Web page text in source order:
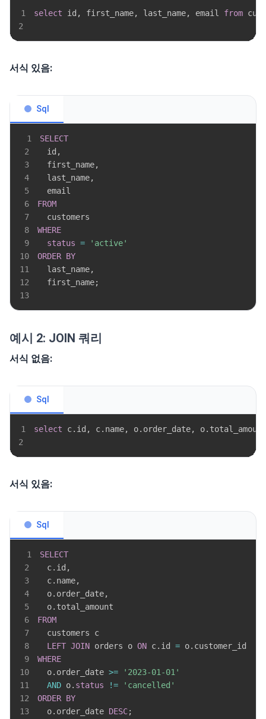
1 select id , first_name, last_name, email from
2
서식 있음:
Sql
1
SELECT
2
  id
,
3
  first_name
,
4
  last_name
,
5
6
FROM
7
8
WHERE
9
status =
'active'
10
ORDER BY
11
  last_name
,
12
  first_name
;
13
예시 2: JOIN 쿼리
서식 없음:
Sql
1 select c. id , c. name, o. order_date, o.
2
서식 있음:
Sql
1
SELECT
2
  c
. id ,
3
  c
. name,
4
  o
. order_date,
5
  o
.
6
FROM
7
  customers c
8
LEFT JOIN orders o ON c. id = o.
9
WHERE
10
  o
. order_date >=
'2023-01-01'
11
AND o. status !=
'cancelled'
12
ORDER BY
13
  o
. order_date DESC;